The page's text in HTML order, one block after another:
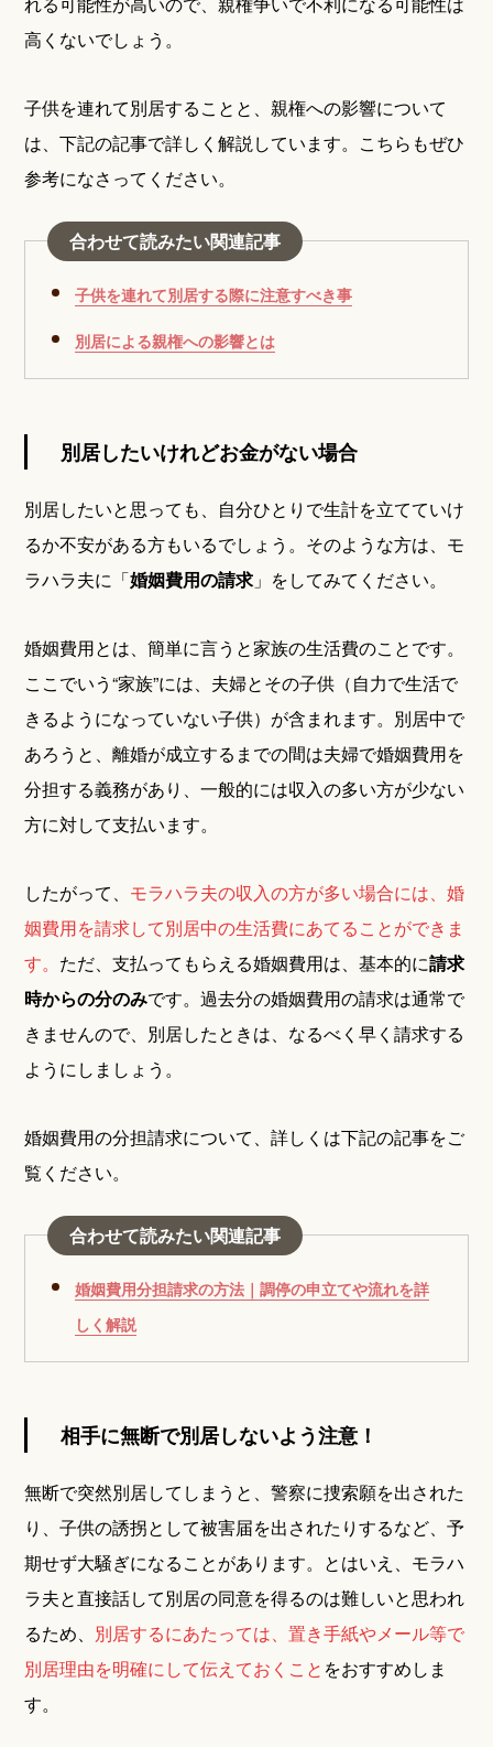
高くないでしょう。
子供を連れて別居することと、親権への影響について
は、下記の記事で詳しく解説しています。こちらもぜひ
参考になさってください。
合わせて読みたい関連記事
子供を連れて別居する際に注意すべき事
別居による親権への影響とは
別居したいけれどお金がない場合
別居したいと思っても、自分ひとりで生計を立てていけ
るか不安がある方もいるでしょう。そのような方は、モ
ラハラ夫に「婚姻費用の請求 」をしてみてください。
婚姻費用とは、簡単に言うと家族の生活費のことです。
ここでいう“家族”には、夫婦とその子供（自力で生活で
きるようになっていない子供）が含まれます。別居中で
あろうと、離婚が成立するまでの間は夫婦で婚姻費用を
分担する義務があり、一般的には収入の多い方が少ない
方に対して支払います。
したがって、 モラハラ夫の収入の方が多い場合には、婚
姻費用を請求して別居中の生活費にあてることができま
す。 ただ、支払ってもらえる婚姻費用は、基本的に請求
時からの分のみです。過去分の婚姻費用の請求は通常で
きませんので、別居したときは、なるべく早く請求する
ようにしましょう。
婚姻費用の分担請求について、詳しくは下記の記事をご
覧ください。
合わせて読みたい関連記事
婚姻費用分担請求の方法｜調停の申立てや流れを詳
しく解説
相手に無断で別居しないよう注意！
無断で突然別居してしまうと、警察に捜索願を出された
り、子供の誘拐として被害届を出されたりするなど、予
期せず大騒ぎになることがあります。とはいえ、モラハ
ラ夫と直接話して別居の同意を得るのは難しいと思われ
るため、 別居するにあたっては、置き手紙やメール等で
別居理由を明確にして伝えておくこと をおすすめしま
す。